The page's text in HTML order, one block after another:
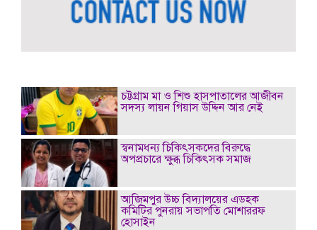
চট্টগ্রাম মা ও শিশু হাসপাতালের আজীবন
সদস্য লায়ন গিয়াস উদ্দিন আর নেই
স্বনামধন্য চিকিৎসকদের বিরুদ্ধে
অপপ্রচারে ক্ষুব্ধ চিকিৎসক সমাজ
আজিমপুর উচ্চ বিদ্যালয়ের এডহক
কমিটির পুনরায় সভাপতি মোশাররফ
হোসাইন